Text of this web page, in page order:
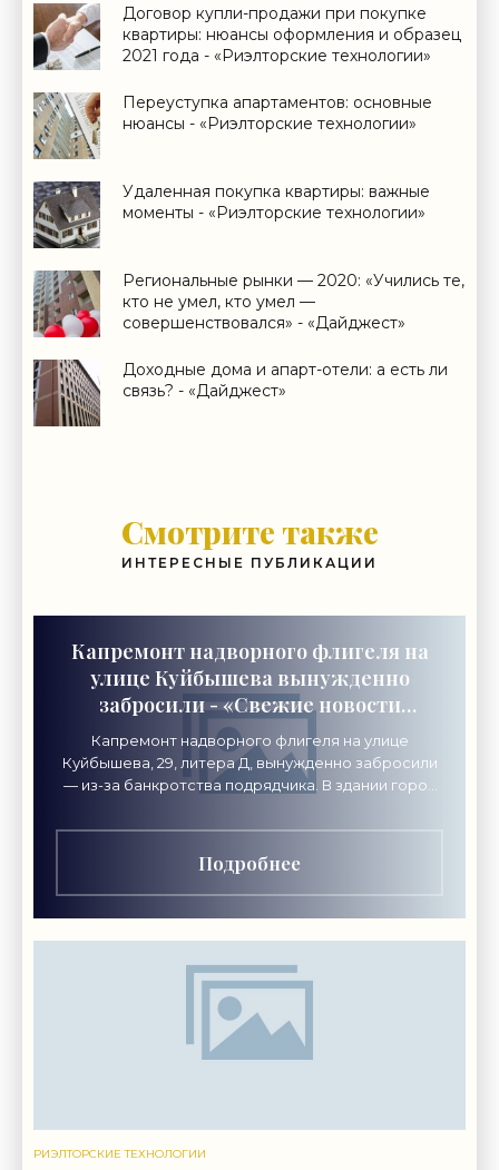
Договор купли-продажи при покупке
квартиры: нюансы оформления и образец
2021 года - «Риэлторские технологии»
Переуступка апартаментов: основные
нюансы - «Риэлторские технологии»
Удаленная покупка квартиры: важные
моменты - «Риэлторские технологии»
Региональные рынки — 2020: «Учились те,
кто не умел, кто умел —
совершенствовался» - «Дайджест»
Доходные дома и апарт-отели: а есть ли
связь? - «Дайджест»
Смотрите также
ИНТЕРЕСНЫЕ ПУБЛИКАЦИИ
Капремонт надворного флигеля на
улице Куйбышева вынужденно
забросили - «Свежие новости
строительства»
Капремонт надворного флигеля на улице
Куйбышева, 29, литера Д, вынужденно забросили
— из-за банкротства подрядчика. В здании город
индустрий «Локон».
Подробнее
РИЭЛТОРСКИЕ ТЕХНОЛОГИИ